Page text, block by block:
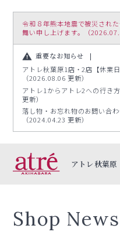
令和８年熊本地震で被災され
舞い申し上げます。（
重要なお知らせ
アトレ秋葉原1店・2店【休業日
（2026.08.06 更新）
アトレ1からアトレ2への行き
更新）
落し物・お忘れ物のお問い合
（2024.04.23 更新）
アトレ秋葉原
Shop News